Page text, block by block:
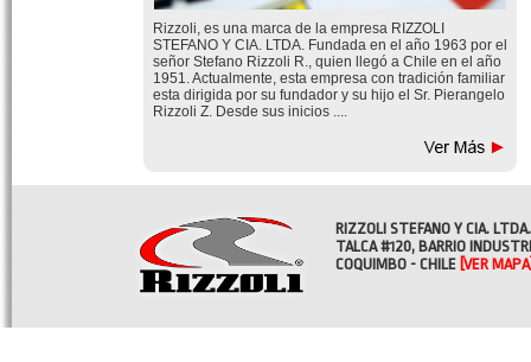
Rizzoli, es una marca de la empresa RIZZOLI
STEFANO Y CIA. LTDA. Fundada en el año 1963 por el
señor Stefano Rizzoli R., quien llegó a Chile en el año
1951. Actualmente, esta empresa con tradición familiar
esta dirigida por su fundador y su hijo el Sr. Pierangelo
Rizzoli Z. Desde sus inicios ....
RIZZOLI STEFANO Y CIA. LTDA.
TALCA #120, BARRIO
COQUIMBO - CHILE [VER